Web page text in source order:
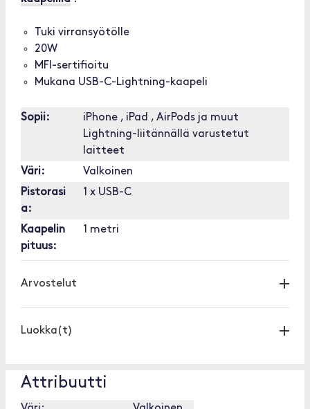
Tuki virransyötölle
20W
MFI-sertifioitu
Mukana USB-C-Lightning-kaapeli
Sopii:
iPhone , iPad , AirPods ja muut
Lightning-liitännällä varustetut
laitteet
Väri:
Valkoinen
Pistorasi
a:
1 x USB-C
Kaapelin
pituus:
1 metri
Arvostelut
Luokka(t)
Attribuutti